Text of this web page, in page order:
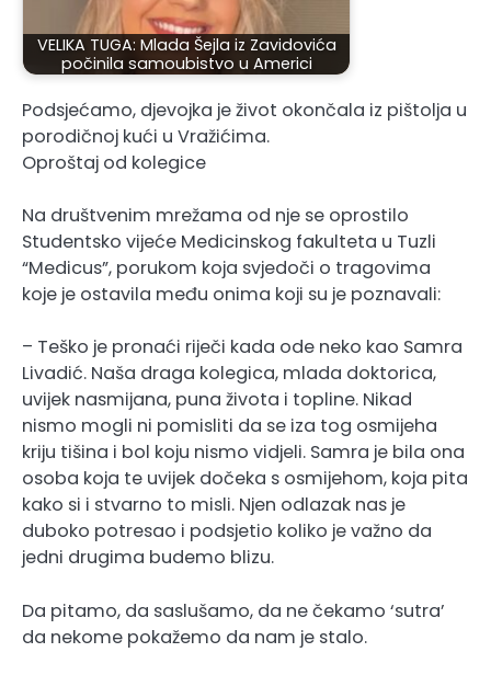
VELIKA TUGA: Mlada Šejla iz Zavidovića
počinila samoubistvo u Americi
Podsjećamo, djevojka je život okončala iz pištolja u
porodičnoj kući u Vražićima.
Oproštaj od kolegice
Na društvenim mrežama od nje se oprostilo
Studentsko vijeće Medicinskog fakulteta u Tuzli
“Medicus”, porukom koja svjedoči o tragovima
koje je ostavila među onima koji su je poznavali:
– Teško je pronaći riječi kada ode neko kao Samra
Livadić. Naša draga kolegica, mlada doktorica,
uvijek nasmijana, puna života i topline. Nikad
nismo mogli ni pomisliti da se iza tog osmijeha
kriju tišina i bol koju nismo vidjeli. Samra je bila ona
osoba koja te uvijek dočeka s osmijehom, koja pita
kako si i stvarno to misli. Njen odlazak nas je
duboko potresao i podsjetio koliko je važno da
jedni drugima budemo blizu.
Da pitamo, da saslušamo, da ne čekamo ‘sutra’
da nekome pokažemo da nam je stalo.